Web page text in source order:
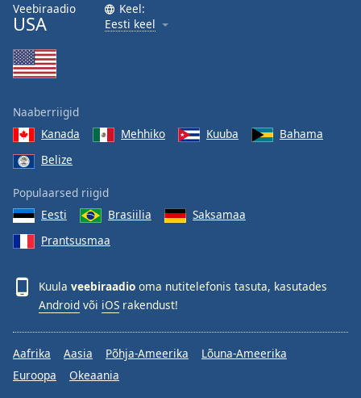
Veebiraadio
USA
Keel:
Eesti keel
Naaberriigid
Kanada
Mehhiko Kuuba
Bahama
Belize
Populaarsed riigid
Eesti
Brasiilia
Saksamaa
Prantsusmaa
Kuula veebiraadio oma nutitelefonis tasuta, kasutades
Android või iOS rakendust!
Aafrika Aasia Põhja-Ameerika
Lõuna-Ameerika
Euroopa
Okeaania